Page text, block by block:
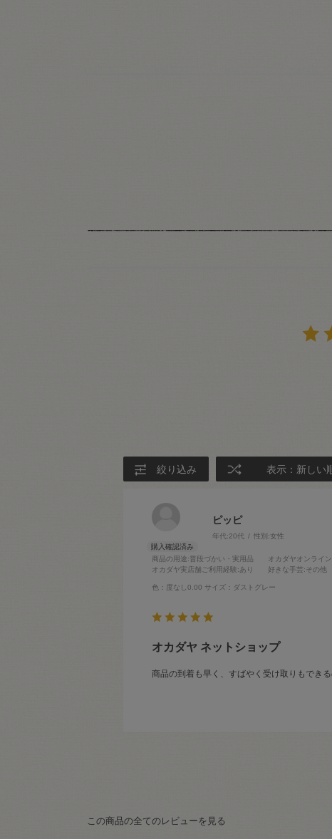
絞り込み 表示：新しい
ピッピ
年代:20代 性別:女性
商品の用途:普段づかい・実用品 オカダヤオンライ
オカダヤ実店舗ご利用経験:あり 好きな手芸:その他
色：度なし0.00 サイズ：ダストグレー
オカダヤ ネットショップ
商品の到着も早く、すばやく受け取りもでき
この商品の全てのレビューを見る